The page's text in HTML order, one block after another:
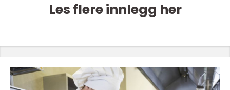
Les flere innlegg her